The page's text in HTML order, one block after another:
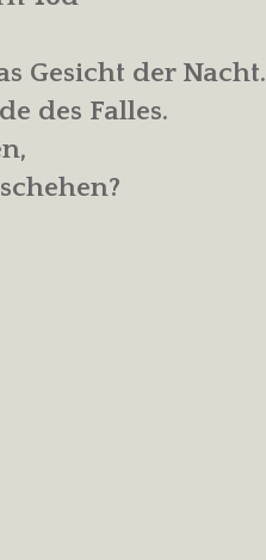
Gesicht der Nacht.
des Falles.